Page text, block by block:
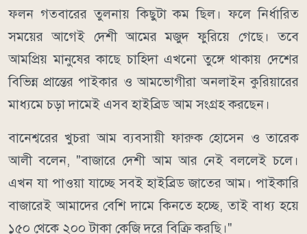
ফলন গতবারের তুলনায় কিছুটা কম ছিল। ফলে নির্ধারিত
সময়ের আগেই দেশী আমের মজুদ ফুরিয়ে গেছে। তবে
আমপ্রিয় মানুষের কাছে চাহিদা এখনো তুঙ্গে থাকায় দেশের
বিভিন্ন প্রান্তের পাইকার ও আমভোগীরা অনলাইন কুরিয়ারের
মাধ্যমে চড়া দামেই এসব হাইব্রিড আম সংগ্রহ করছেন।
বানেশ্বরের খুচরা আম ব্যবসায়ী ফারুক হোসেন ও তারেক
আলী বলেন, "বাজারে দেশী আম আর নেই বললেই চলে।
এখন যা পাওয়া যাচ্ছে সবই হাইব্রিড জাতের আম। পাইকারি
বাজারেই আমাদের বেশি দামে কিনতে হচ্ছে, তাই বাধ্য হয়ে
১৫০ থেকে ২০০ টাকা কেজি দরে বিক্রি করছি।"